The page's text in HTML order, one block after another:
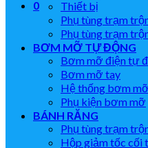
0
Thiết bị
Phụ tùng trạm
Phụ tùng trạm
BƠM MỠ TỰ ĐỘNG
Bơm mỡ điện tự
Bơm mỡ tay
Hệ thống bơm mỡ
Phụ kiện bơm mỡ
BÁNH RĂNG
Phụ tùng trạm
Hộp giảm tốc cối